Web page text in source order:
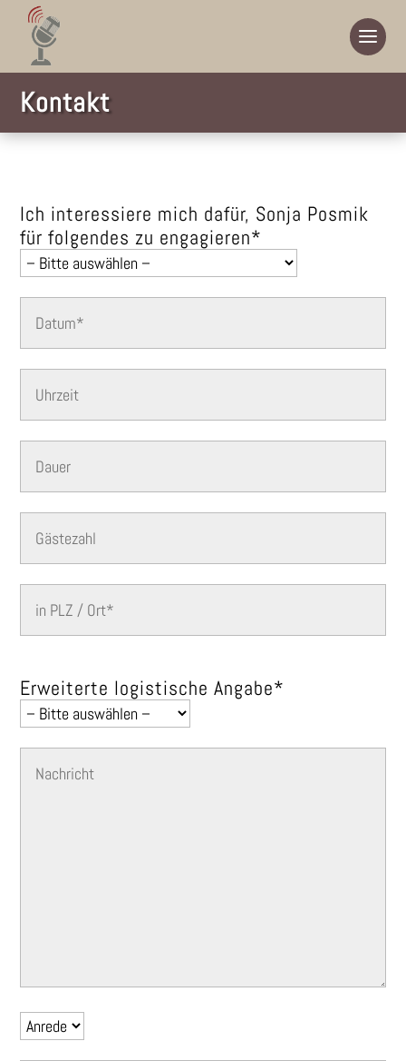
Kontakt
Ich interessiere mich dafür, Sonja Posmik
für folgendes zu engagieren*
Bitte lasse dieses Feld leer.
Erweiterte logistische Angabe*